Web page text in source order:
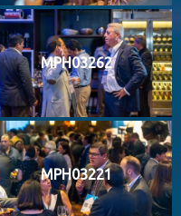
MPH03262
MPH03221